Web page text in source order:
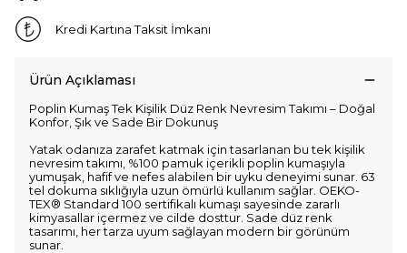
Kredi Kartına Taksit İmkanı
Ürün Açıklaması
Poplin Kumaş Tek Kişilik Düz Renk Nevresim Takımı – Doğal
Konfor, Şık ve Sade Bir Dokunuş
Yatak odanıza zarafet katmak için tasarlanan bu tek kişilik
nevresim takımı, %100 pamuk içerikli poplin kumaşıyla
yumuşak, hafif ve nefes alabilen bir uyku deneyimi sunar. 63
tel dokuma sıklığıyla uzun ömürlü kullanım sağlar. OEKO-
TEX® Standard 100 sertifikalı kumaşı sayesinde zararlı
kimyasallar içermez ve cilde dosttur. Sade düz renk
tasarımı, her tarza uyum sağlayan modern bir görünüm
sunar.